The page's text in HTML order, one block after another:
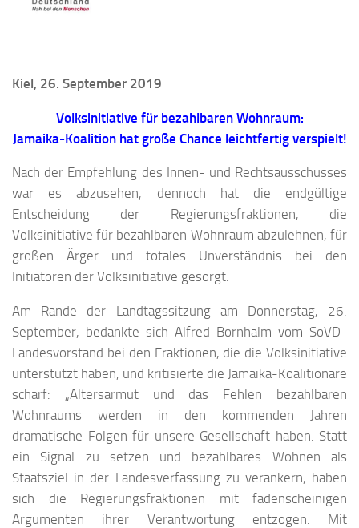
Kiel, 26. September 2019
Volksinitiative für bezahlbaren Wohnraum:
Jamaika-Koalition hat große Chance leichtfertig verspielt!
Nach der Empfehlung des Innen- und Rechtsausschusses
war es abzusehen, dennoch hat die endgültige
Entscheidung der Regierungsfraktionen, die
Volksinitiative für bezahlbaren Wohnraum abzulehnen, für
großen Ärger und totales Unverständnis bei den
Initiatoren der Volksinitiative gesorgt.
Am Rande der Landtagssitzung am Donnerstag, 26.
September, bedankte sich Alfred Bornhalm vom SoVD-
Landesvorstand bei den Fraktionen, die die Volksinitiative
unterstützt haben, und kritisierte die Jamaika-Koalitionäre
scharf: „Altersarmut und das Fehlen bezahlbaren
Wohnraums werden in den kommenden Jahren
dramatische Folgen für unsere Gesellschaft haben. Statt
ein Signal zu setzen und bezahlbares Wohnen als
Staatsziel in der Landesverfassung zu verankern, haben
sich die Regierungsfraktionen mit fadenscheinigen
Argumenten ihrer Verantwortung entzogen. Mit